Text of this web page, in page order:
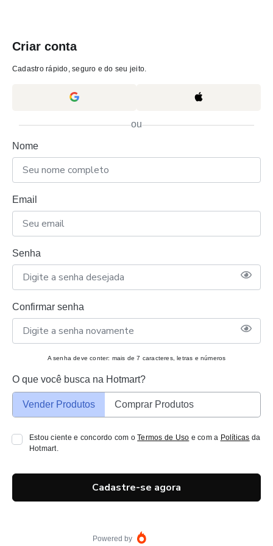
Criar conta
Cadastro rápido, seguro e do seu jeito.
ou
Nome
Email
Senha
Confirmar senha
A senha deve conter: mais de 7 caracteres, letras e números
O que você busca na Hotmart?
Vender Produtos Comprar Produtos
Estou ciente e concordo com oTermos de Uso e com a Políticas da
Hotmart.
Cadastre-se agora
Powered by